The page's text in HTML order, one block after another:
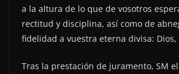
a la altura de lo que de vosotros
rectitud y disciplina, así como de
fidelidad a vuestra eterna divisa: Dios,
Tras la prestación de juramento, SM el